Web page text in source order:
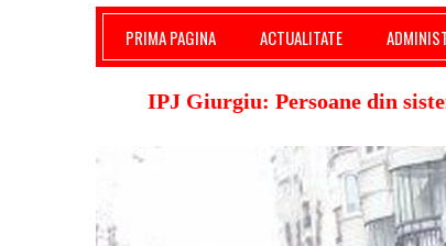
Giurgiu Pe Surse – actualitate
PRIMA PAGINA
ACTUALITATE
IPJ Giurgiu: Persoane din